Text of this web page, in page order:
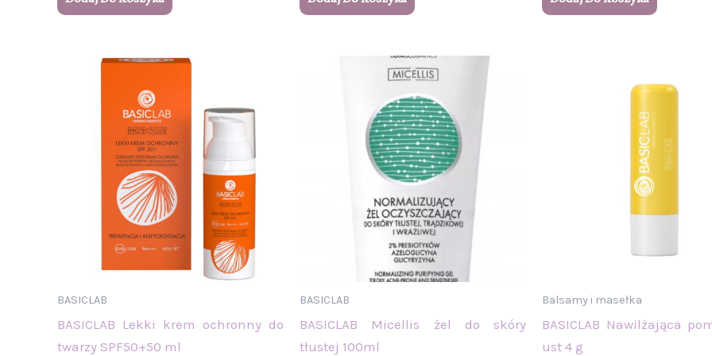
BASICLAB
BASICLAB Lekki krem ochronny do
twarzy SPF50+50 ml
BASICLAB
BASICLAB Micellis żel do skóry
tłustej 100ml
Balsamy i masełka
BASICLAB Nawilżająca
ust 4 g